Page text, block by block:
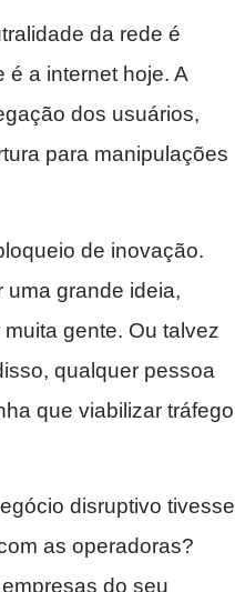
da rede é
é a internet hoje. A
dos usuários,
para manipulações
de inovação.
uma grande ideia,
gente. Ou talvez
qualquer pessoa
que viabilizar tráfego
disruptivo tivesse
as operadoras?
do seu